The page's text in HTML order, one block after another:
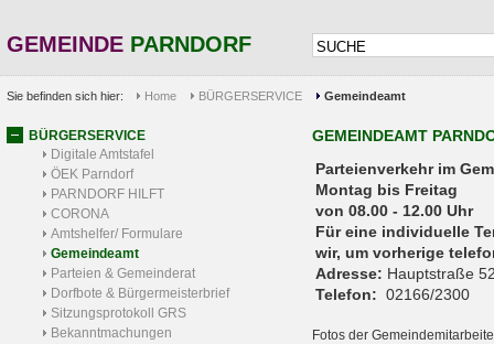
GEMEINDE PARNDORF
Sie befinden sich hier: Home BÜRGERSERVICE Gemeindeamt
BÜRGERSERVICE
Digitale Amtstafel
ÖEK Parndorf
PARNDORF HILFT
CORONA
Amtshelfer/ Formulare
Gemeindeamt
Parteien & Gemeinderat
Dorfbote & Bürgermeisterbrief
Sitzungsprotokoll GRS
Bekanntmachungen
GEMEINDEAMT
Parteienverkehr
Montag bis Freitag
von 08.00 - 12.00 Uhr
Für eine individuelle
wir, um vorherige
Adresse: Hauptstraße
Telefon: 02166/2300
Fotos der